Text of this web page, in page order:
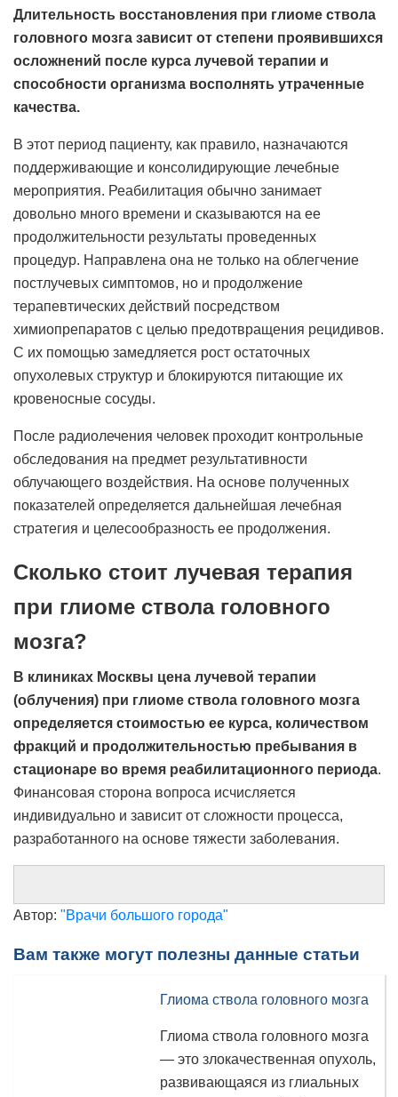
Длительность восстановления при глиоме ствола
головного мозга зависит от степени проявившихся
осложнений после курса лучевой терапии и
способности организма восполнять утраченные
качества.
В этот период пациенту, как правило, назначаются
поддерживающие и консолидирующие лечебные
мероприятия. Реабилитация обычно занимает
довольно много времени и сказываются на ее
продолжительности результаты проведенных
процедур. Направлена она не только на облегчение
постлучевых симптомов, но и продолжение
терапевтических действий посредством
химиопрепаратов с целью предотвращения рецидивов.
С их помощью замедляется рост остаточных
опухолевых структур и блокируются питающие их
кровеносные сосуды.
После радиолечения человек проходит контрольные
обследования на предмет результативности
облучающего воздействия. На основе полученных
показателей определяется дальнейшая лечебная
стратегия и целесообразность ее продолжения.
Сколько стоит лучевая терапия
при глиоме ствола головного
мозга?
В клиниках Москвы цена лучевой терапии
(облучения) при глиоме ствола головного мозга
определяется стоимостью ее курса, количеством
фракций и продолжительностью пребывания в
стационаре во время реабилитационного периода.
Финансовая сторона вопроса исчисляется
индивидуально и зависит от сложности процесса,
разработанного на основе тяжести заболевания.
Автор: "Врачи большого города"
Вам также могут полезны данные статьи
Глиома ствола головного мозга
Глиома ствола головного мозга
— это злокачественная опухоль,
развивающаяся из глиальных